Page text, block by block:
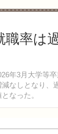
職率は
年3月大学等
なしとなり
なった。